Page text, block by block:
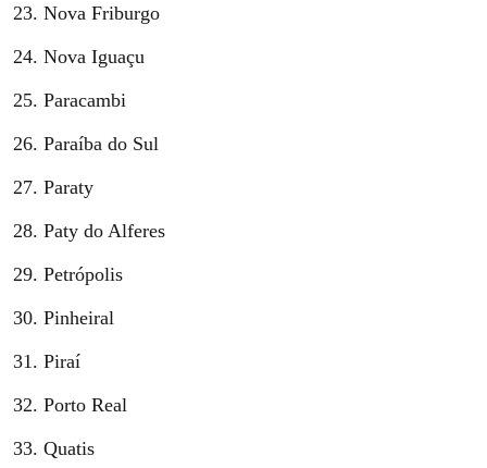
Nova Friburgo
Nova Iguaçu
Paracambi
Paraíba do Sul
Paraty
Paty do Alferes
Petrópolis
Pinheiral
Piraí
Porto Real
Quatis